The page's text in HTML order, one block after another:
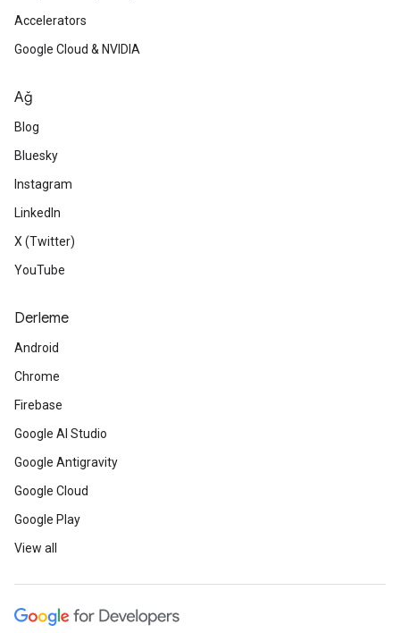
Accelerators
Google Cloud & NVIDIA
Ağ
Blog
Bluesky
Instagram
LinkedIn
X (Twitter)
YouTube
Derleme
Android
Chrome
Firebase
Google AI Studio
Google Antigravity
Google Cloud
Google Play
View all